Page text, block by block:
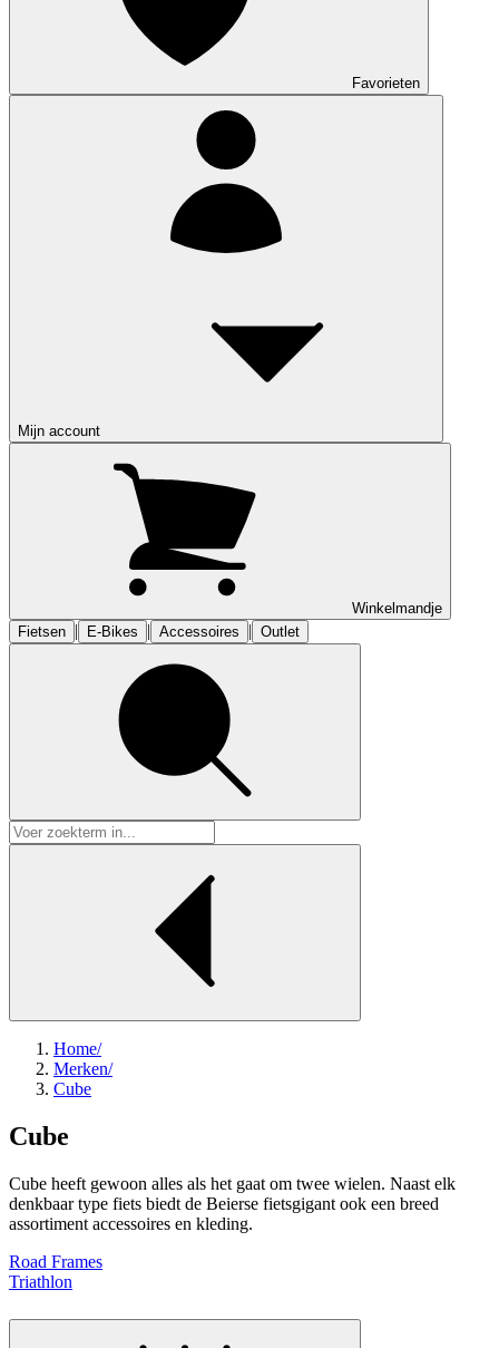
Favorieten
Mijn account
Winkelmandje
Fietsen | E-Bikes | Accessoires | Outlet
Home/
Merken/
Cube
Cube
Cube heeft gewoon alles als het gaat om twee wielen. Naast elk
denkbaar type fiets biedt de Beierse fietsgigant ook een breed
assortiment accessoires en kleding.
Road Frames
Triathlon